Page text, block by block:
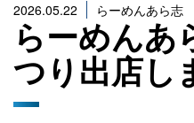
2026.05.22 らーめんあら志
らーめんあ
つり出店し